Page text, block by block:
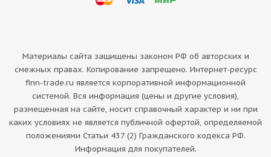
Материалы сайта защищены законом РФ об авторских и
смежных правах. Копирование запрещено. Интернет-ресурс
finn-trade.ru является корпоративной информационной
системой. Вся информация (цены и другие условия),
размещенная на сайте, носит справочный характер и ни при
каких условиях не является публичной офертой, определяемой
положениями Статьи 437 (2) Гражданского кодекса РФ.
Информация для покупателей.